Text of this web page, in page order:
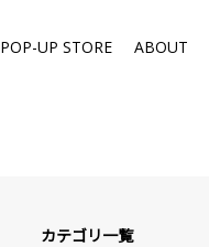
POP-UP STORE ABOUT
カテゴリ一覧